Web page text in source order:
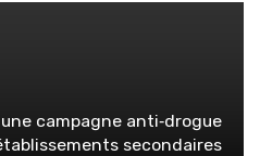
campagne anti‑drogue
secondaires